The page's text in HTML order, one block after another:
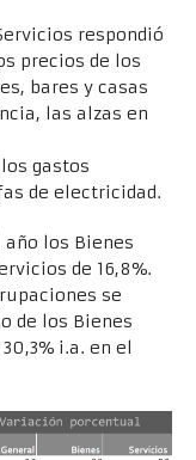
respondió
precios de los
bares y casas
las alzas en
gastos
de electricidad.
los Bienes
de 16,8%.
se
de los Bienes
i.a. en el